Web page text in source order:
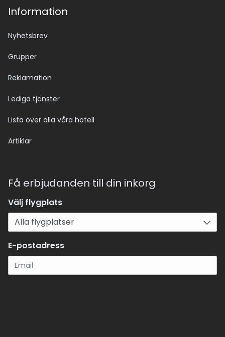
Information
Nyhetsbrev
Grupper
Reklamation
Lediga tjänster
Lista över alla våra hotell
Artiklar
Få erbjudanden till din inkorg
Välj flygplats
E-postadress